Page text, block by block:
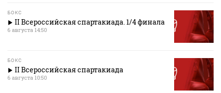
БОКС
II Всероссийская спартакиада. 1/4 финала
6 августа 14:50
БОКС
II Всероссийская спартакиада
6 августа 10:50